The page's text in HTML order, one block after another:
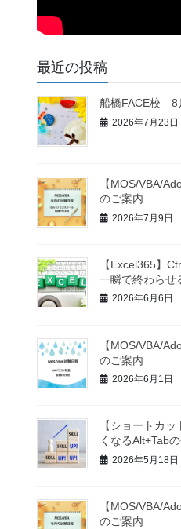
最近の投稿
船橋FACE校 8
2026年7月23日
【MOS/VBA/
のご案内
2026年7月9日
【Excel365】
一瞬で終わらせ
2026年6月6日
【MOS/VBA/
のご案内
2026年6月1日
【ショートカ
くなるAlt+Tab
2026年5月18日
【MOS/VBA/
のご案内